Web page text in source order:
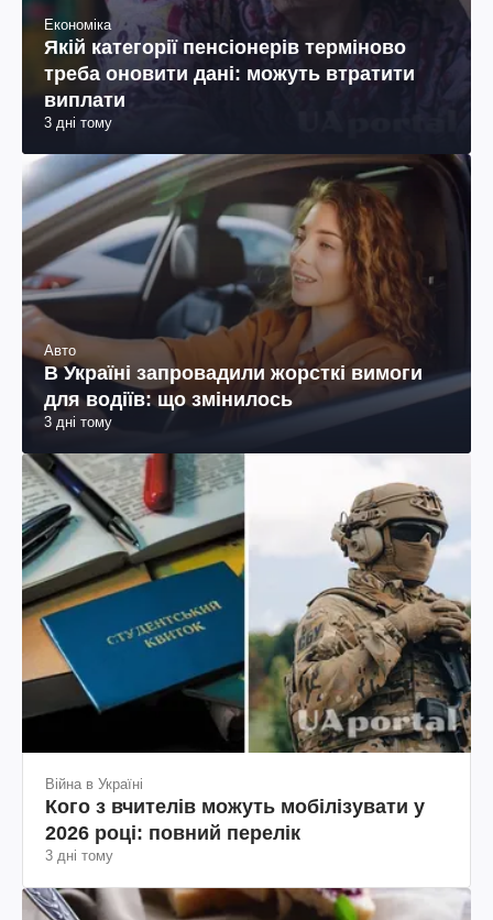
Економіка
Якій категорії пенсіонерів терміново
треба оновити дані: можуть втратити
виплати
3 дні тому
Авто
В Україні запровадили жорсткі вимоги
для водіїв: що змінилось
3 дні тому
Війна в Україні
Кого з вчителів можуть мобілізувати у
2026 році: повний перелік
3 дні тому